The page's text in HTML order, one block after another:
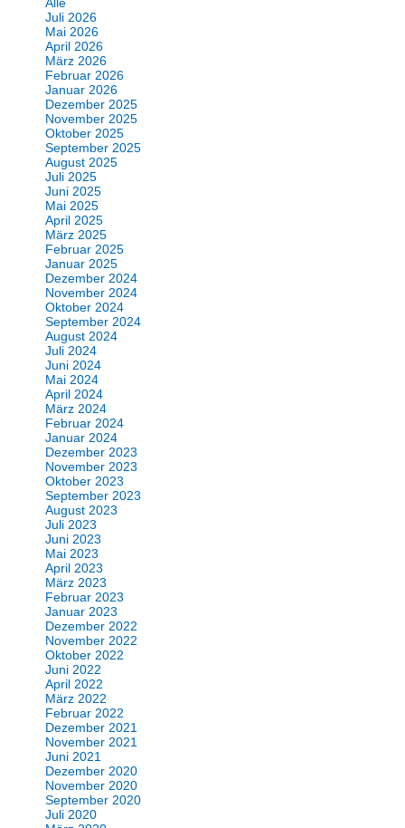
Juli 2026
Mai 2026
April 2026
März 2026
Februar 2026
Januar 2026
Dezember 2025
November 2025
Oktober 2025
September 2025
August 2025
Juli 2025
Juni 2025
Mai 2025
April 2025
März 2025
Februar 2025
Januar 2025
Dezember 2024
November 2024
Oktober 2024
September 2024
August 2024
Juli 2024
Juni 2024
Mai 2024
April 2024
März 2024
Februar 2024
Januar 2024
Dezember 2023
November 2023
Oktober 2023
September 2023
August 2023
Juli 2023
Juni 2023
Mai 2023
April 2023
März 2023
Februar 2023
Januar 2023
Dezember 2022
November 2022
Oktober 2022
Juni 2022
April 2022
März 2022
Februar 2022
Dezember 2021
November 2021
Juni 2021
Dezember 2020
November 2020
September 2020
Juli 2020